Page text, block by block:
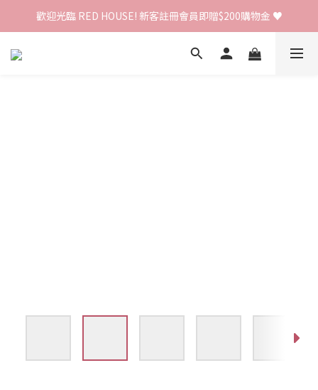
歡迎光臨 RED HOUSE! 新客註冊會員即贈$200購物金 ♥
歡迎光臨 RED HOUSE! 新客註冊會員即贈$200購物金 ♥
全館單筆訂單滿 $2000 免運 🚚